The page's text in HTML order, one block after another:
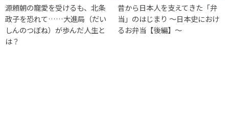
源頼朝の寵愛を受けるも、北条
政子を恐れて……大進局（だい
しんのつぼね）が歩んだ人生と
は？
昔から日本人を支えてきた「弁
当」のはじまり ～日本史におけ
るお弁当【後編】～